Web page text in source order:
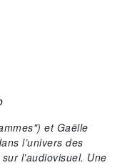
et Gaëlle
l’univers des
l’audiovisuel. Une